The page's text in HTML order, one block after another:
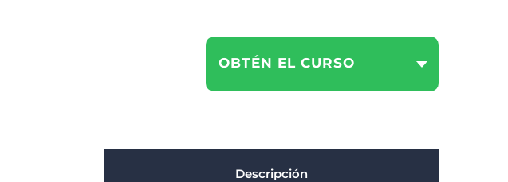
OBTÉN EL CURSO
Descripción